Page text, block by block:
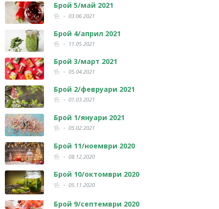
Брой 5/май 2021
03.06.2021
Брой 4/април 2021
11.05.2021
Брой 3/март 2021
05.04.2021
Брой 2/февруари 2021
01.03.2021
Брой 1/януари 2021
05.02.2021
Брой 11/ноември 2020
08.12.2020
Брой 10/октомври 2020
05.11.2020
Брой 9/септември 2020